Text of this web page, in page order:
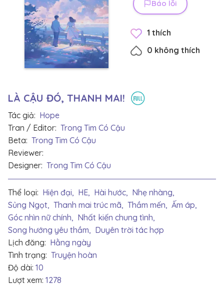
Báo lỗi
1 thích
0 không thích
LÀ CẬU ĐÓ, THANH MAI!
Tác giả: Hope
Tran / Editor: Trong Tim Có Cậu
Beta: Trong Tim Có Cậu
Reviewer:
Designer: Trong Tim Có Cậu
Thể loại: Hiện đại, HE, Hài hước, Nhẹ nhàng,
Sủng Ngọt, Thanh mai trúc mã, Thầm mến, Ấm áp,
Góc nhìn nữ chính, Nhất kiến chung tình,
Song hướng yêu thầm, Duyên trời tác hợp
Lịch đăng: Hằng ngày
Tình trạng: Truyện hoàn
Độ dài: 10
Lượt xem: 1278